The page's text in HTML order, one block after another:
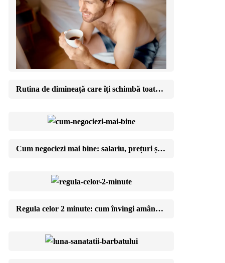
Rutina de dimineață care îți schimbă toată ziua (fără să te trezești la 5)
Cum negociezi mai bine: salariu, prețuri și viața de zi cu zi
Regula celor 2 minute: cum învingi amânarea cu pași ridicol de mici